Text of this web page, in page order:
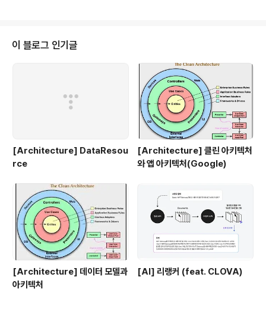
이 블로그 인기글
[Architecture] DataResou
rce
[Architecture] 클린 아키텍처
와 앱 아키텍처(Google)
[Architecture] 데이터 모델과
아키텍처
[AI] 리랭커 (feat. CLOVA)